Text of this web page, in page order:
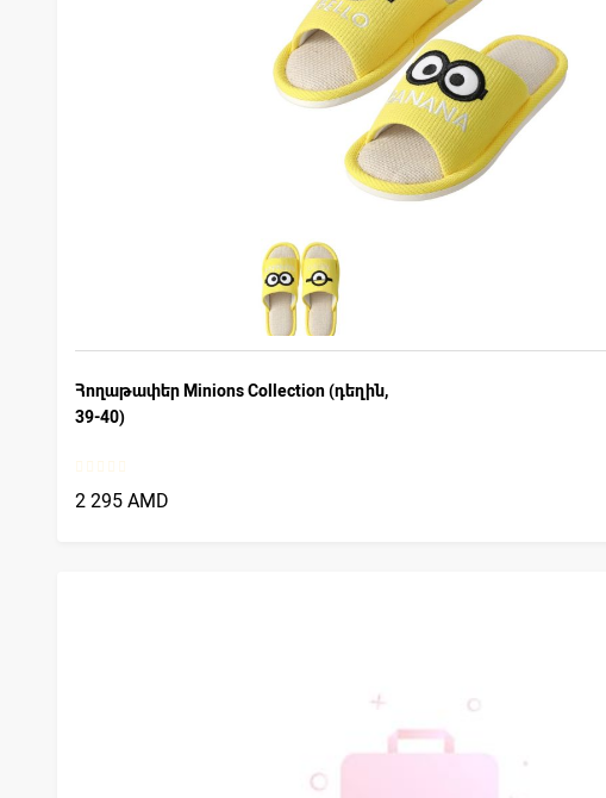
Հողաթափեր Minions Collection (դեղին,
39-40)
2 295 AMD